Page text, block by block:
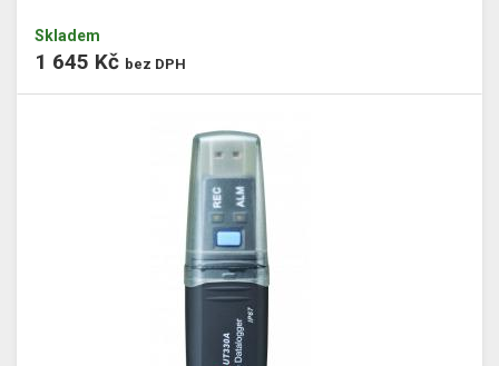
Skladem
1 645 Kč bez DPH